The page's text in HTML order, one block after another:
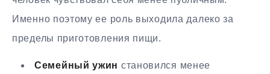
Именно поэтому ее роль выходила далеко за
пределы приготовления пищи.
Семейный ужин становился менее